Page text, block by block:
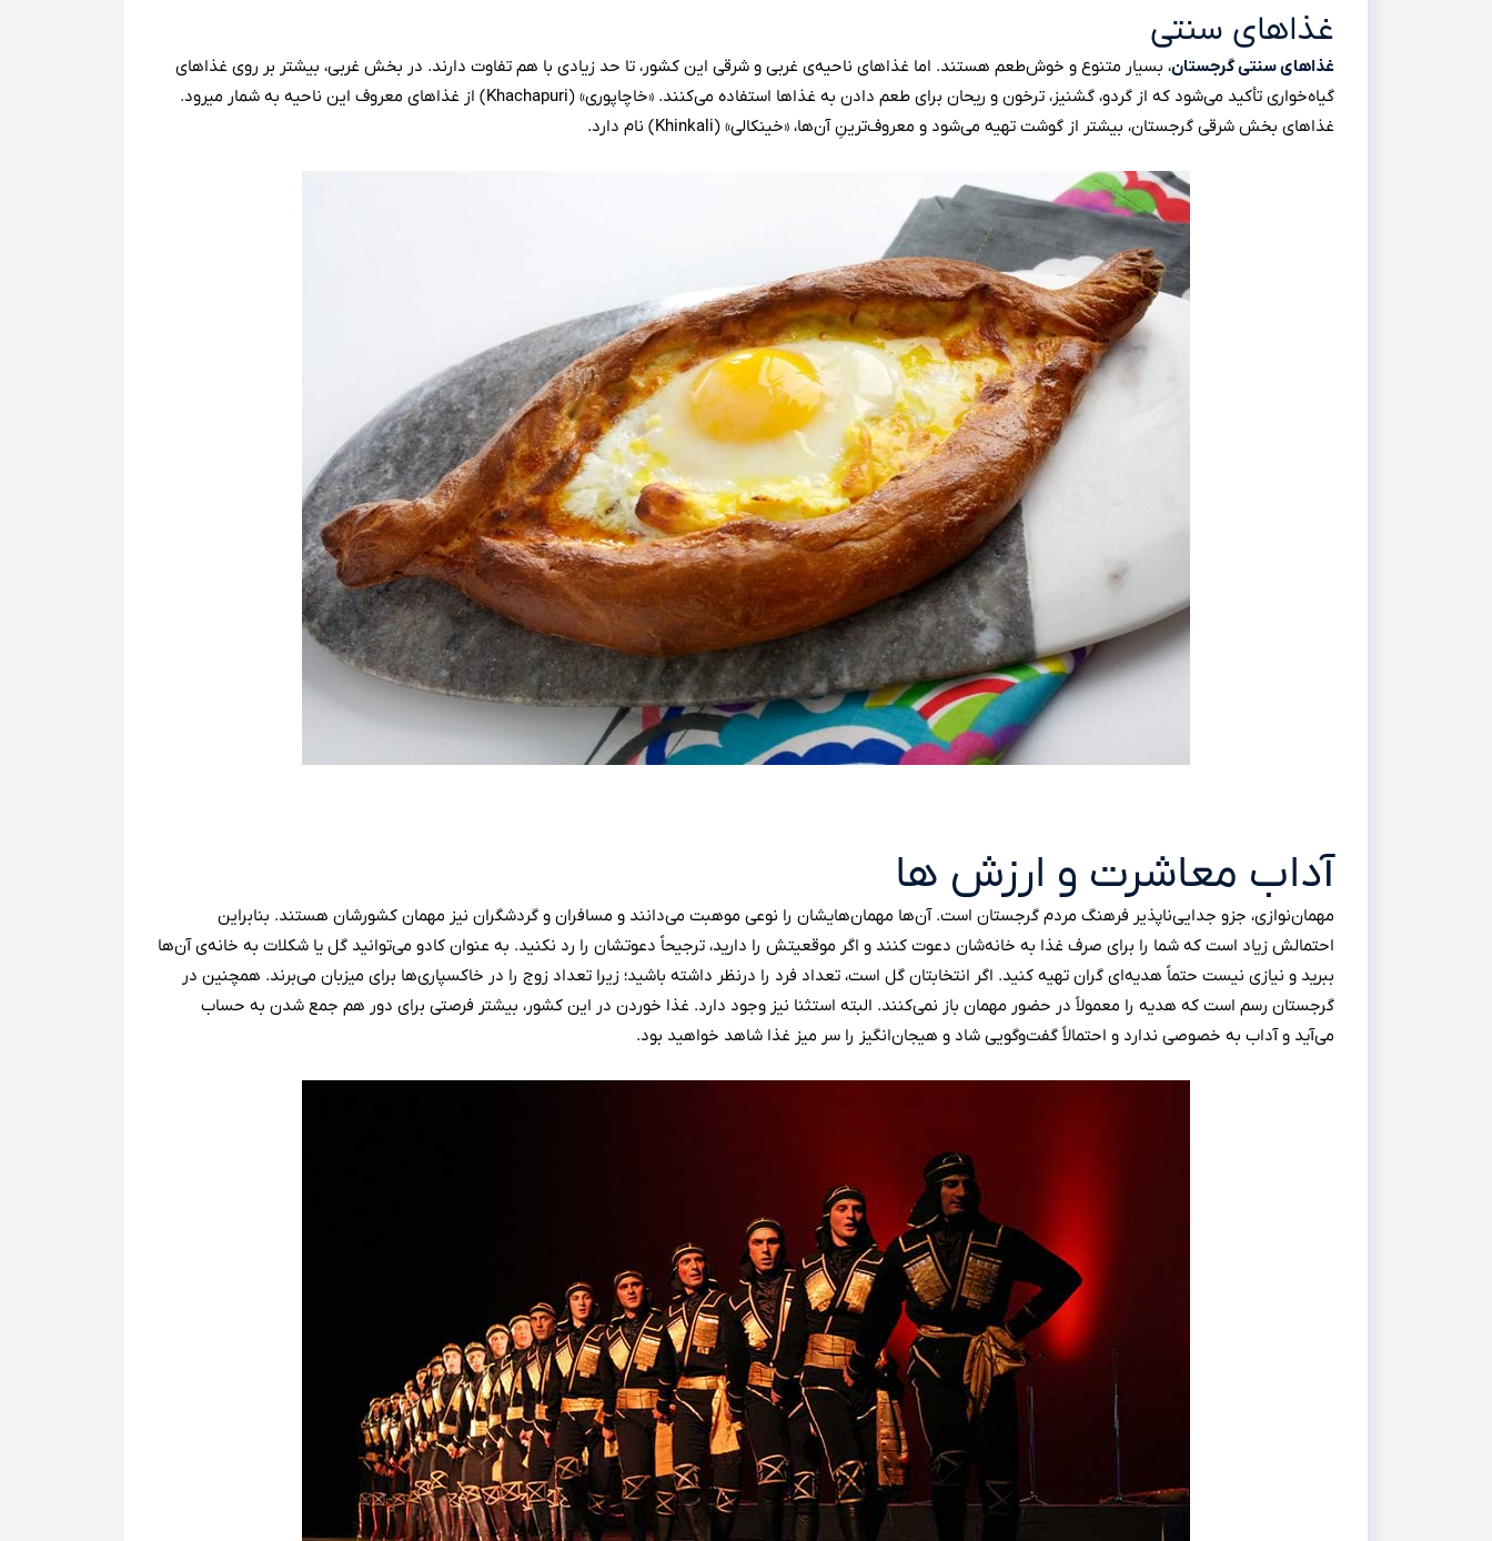
غذاهای سنتی
غذاهای سنتی گرجستان، بسیار متنوع و خوش‌طعم هستند. اما غذاهای ناحیه‌ی غربی و شرقی این کشور، تا حد زیادی با هم تفاوت دارند. در بخش غربی، بیشتر بر روی غذاهای
گیاه‌خواری تأکید می‌شود که از گردو، گشنیز، ترخون و ریحان برای طعم دادن به غذاها استفاده می‌کنند. «خاچاپوری» (Khachapuri) از غذاهای معروف این ناحیه به شمار می‎رود.
غذاهای بخش شرقی گرجستان، بیشتر از گوشت تهیه می‌شود و معروف‌ترینِ آن‌ها، «خینکالی» (Khinkali) نام دارد.
آداب معاشرت و ارزش ها
مهمان‌نوازی، جزو جدایی‌ناپذیر فرهنگ مردم گرجستان است. آن‌ها مهمان‌هایشان را نوعی موهبت می‌دانند و مسافران و گردشگران نیز مهمان کشورشان هستند. بنابراین
احتمالش زیاد است که شما را برای صرف غذا به خانه‌شان دعوت کنند و اگر موقعیتش را دارید، ترجیحاً دعوتشان را رد نکنید. به عنوان کادو می‌توانید گل یا شکلات به خانه‌ی آن‌ها
ببرید و نیازی نیست حتماً هدیه‌ای گران تهیه کنید. اگر انتخابتان گل است، تعداد فرد را درنظر داشته باشید؛ زیرا تعداد زوج را در خاکسپاری‌ها برای میزبان می‌برند. همچنین در
گرجستان رسم است که هدیه را معمولاً در حضور مهمان باز نمی‌کنند. البته استثنا نیز وجود دارد. غذا خوردن در این کشور، بیشتر فرصتی برای دور هم جمع شدن به حساب
می‌آید و آداب به خصوصی ندارد و احتمالاً گفت‌وگویی شاد و هیجان‌انگیز را سر میز غذا شاهد خواهید بود. ‌